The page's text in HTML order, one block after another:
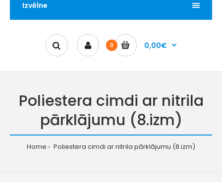
Izvēlne
0 0,00€
Poliestera cimdi ar nitrila
pārklājumu (8.izm)
Home Poliestera cimdi ar nitrila pārklājumu (8.izm)